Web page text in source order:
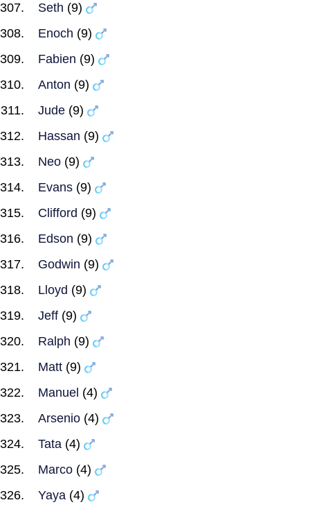
Seth (9)
Enoch (9)
Fabien (9)
Anton (9)
Jude (9)
Hassan (9)
Neo (9)
Evans (9)
Clifford (9)
Edson (9)
Godwin (9)
Lloyd (9)
Jeff (9)
Ralph (9)
Matt (9)
Manuel (4)
Arsenio (4)
Tata (4)
Marco (4)
Yaya (4)